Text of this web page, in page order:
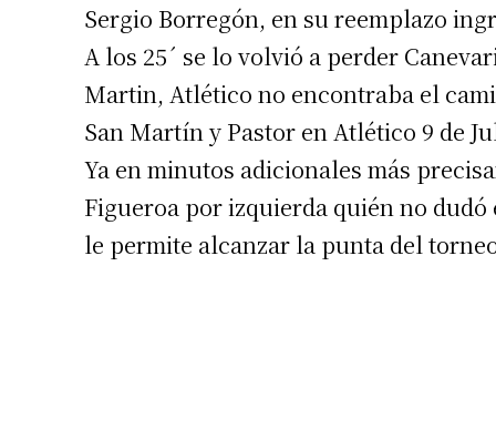
Dirección
Sergio Borregón, en su reemplazo
A los 25´ se lo volvió a perder
Martin, Atlético no encontraba el
San Martín y Pastor en Atlético 9 de
Ya en minutos adicionales más
Figueroa por izquierda quién no
le permite alcanzar la punta del